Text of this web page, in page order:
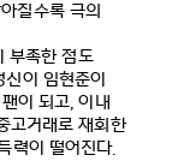
질수록 극의
부족한 점도
이 임현준이
이 되고,이내
고거래로 재회한
력이 떨어진다.